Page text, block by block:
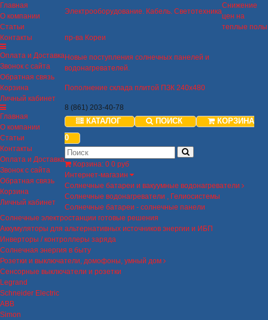
Главная
О компании
Статьи
Контакты
Оплата и Доставка
Звонок с сайта
Обратная связь
Корзина
Личный кабинет
Главная
О компании
Статьи
Контакты
Оплата и Доставка
Звонок с сайта
Обратная связь
Корзина
Личный кабинет
Электрооборудование. Кабель. Светотехника
Снижение
цен на
теплые полы
пр-ва Кореи
Новые поступления солнечных панелей и
водонагревателей.
Пополнение склада плитой ПЗК 240х480
8 (861) 203-40-78
КАТАЛОГ ПОИСК
КОРЗИНА
0
Корзина: 0 0 руб
Интернет-магазин
Солнечные батареи и вакуумные водонагреватели
Солнечные водонагреватели , Гелиосистемы
Солнечные батареи - солнечные панели
Солнечные электростанции готовые решения
Аккумуляторы для альтернативных источников энергии и ИБП
Инверторы / контроллеры заряда
Солнечная энергия в быту
Розетки и выключатели, домофоны, умный дом
Сенсорные выключатели и розетки
Legrand
Schneider Electric
ABB
Simon